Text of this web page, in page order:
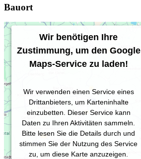
Bauort
Wir benötigen Ihre
Zustimmung, um den Google
Maps-Service zu laden!
Wir verwenden einen Service eines
Drittanbieters, um Karteninhalte
einzubetten. Dieser Service kann
Daten zu Ihren Aktivitäten sammeln.
Bitte lesen Sie die Details durch und
stimmen Sie der Nutzung des Service
zu, um diese Karte anzuzeigen.